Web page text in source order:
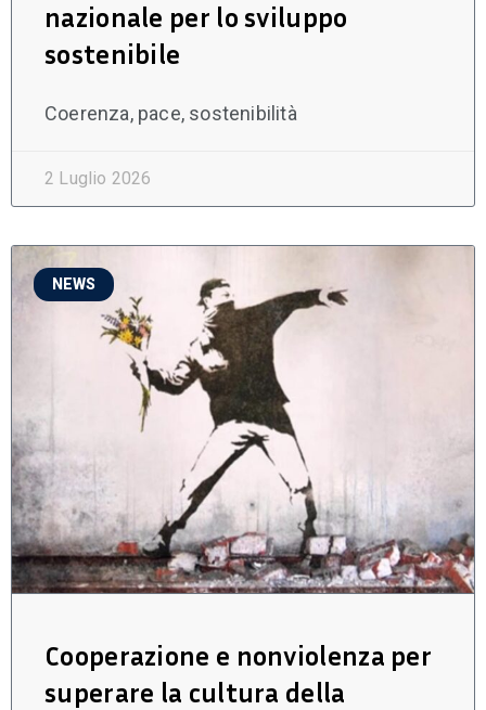
nazionale per lo sviluppo
sostenibile
Coerenza, pace, sostenibilità
2 Luglio 2026
NEWS
Cooperazione e nonviolenza per
superare la cultura della